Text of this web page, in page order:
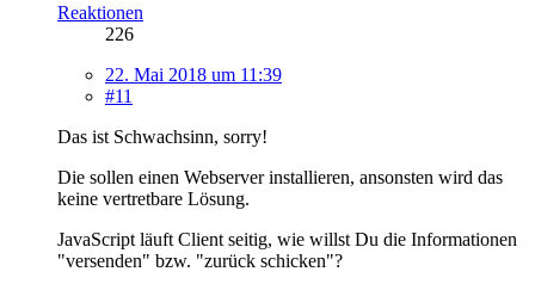
Reaktionen
226
22. Mai 2018 um 11:39
#11
Das ist Schwachsinn, sorry!
Die sollen einen Webserver installieren, ansonsten wird das
keine vertretbare Lösung.
JavaScript läuft Client seitig, wie willst Du die Informationen
"versenden" bzw. "zurück schicken"?